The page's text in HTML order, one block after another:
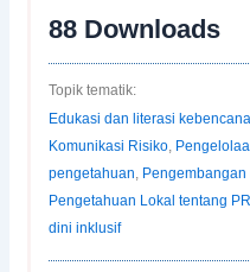
88 Downloads
Topik tematik:
Edukasi dan literasi
Komunikasi Risiko,
pengetahuan,
Pengetahuan Lokal tentang
dini inklusif